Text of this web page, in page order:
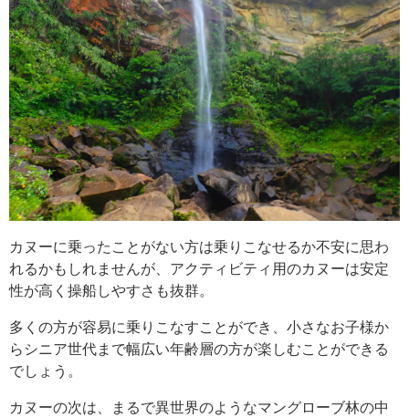
カヌーに乗ったことがない方は乗りこなせるか不安に思わ
れるかもしれませんが、アクティビティ用のカヌーは安定
性が高く操船しやすさも抜群。
多くの方が容易に乗りこなすことができ、小さなお子様か
らシニア世代まで幅広い年齢層の方が楽しむことができる
でしょう。
カヌーの次は、まるで異世界のようなマングローブ林の中